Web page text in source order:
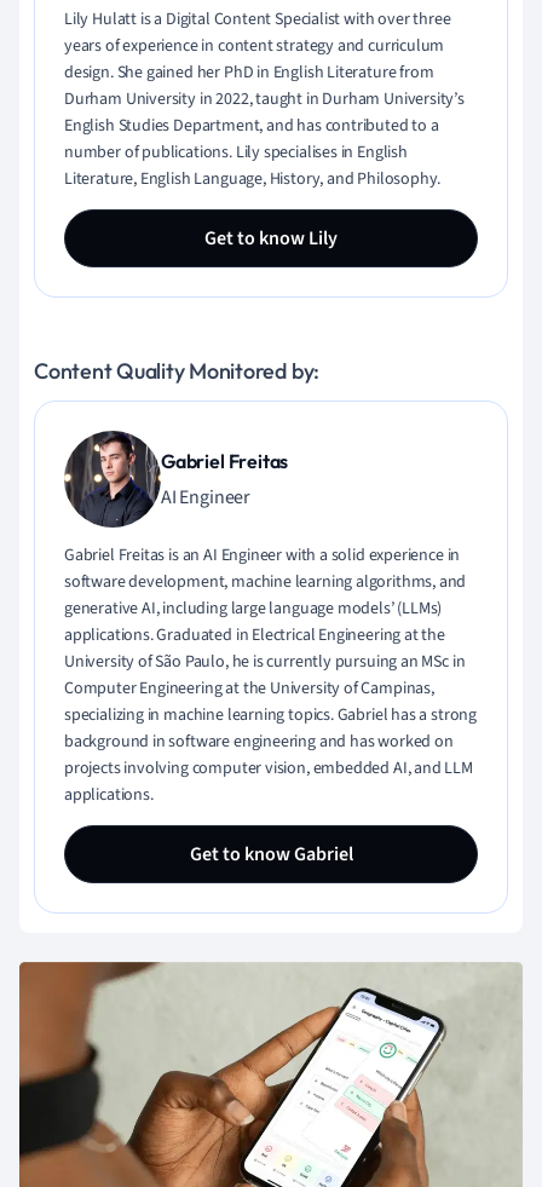
Lily Hulatt is a Digital Content Specialist with over three
years of experience in content strategy and curriculum
design. She gained her PhD in English Literature from
Durham University in 2022, taught in Durham University’s
English Studies Department, and has contributed to a
number of publications. Lily specialises in English
Literature, English Language, History, and Philosophy.
Get to know Lily
Content Quality Monitored by:
Gabriel Freitas
AI Engineer
Gabriel Freitas is an AI Engineer with a solid experience in
software development, machine learning algorithms, and
generative AI, including large language models’ (LLMs)
applications. Graduated in Electrical Engineering at the
University of São Paulo, he is currently pursuing an MSc in
Computer Engineering at the University of Campinas,
specializing in machine learning topics. Gabriel has a strong
background in software engineering and has worked on
projects involving computer vision, embedded AI, and LLM
applications.
Get to know Gabriel